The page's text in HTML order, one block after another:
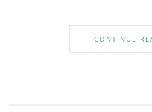
CONTINUE